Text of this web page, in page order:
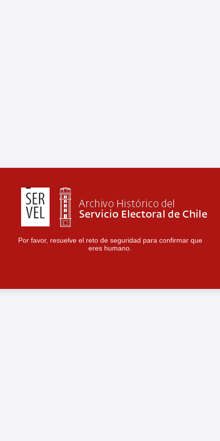
Por favor, resuelve el reto de seguridad para confirmar que
eres humano.